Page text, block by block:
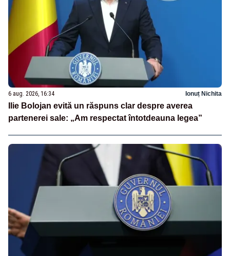
6 aug. 2026, 16:34 Ionuț Nichita
Ilie Bolojan evită un răspuns clar despre averea
partenerei sale: „Am respectat întotdeauna legea”